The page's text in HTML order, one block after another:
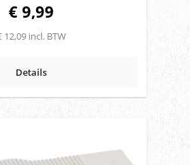
€ 9,99
12,09 incl. BTW
Details